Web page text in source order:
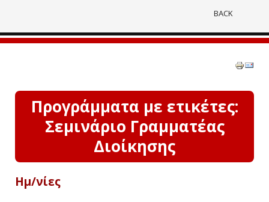
BACK
Προγράμματα με ετικέτες:
Σεμινάριο Γραμματέας
Διοίκησης
Ημ/νίες